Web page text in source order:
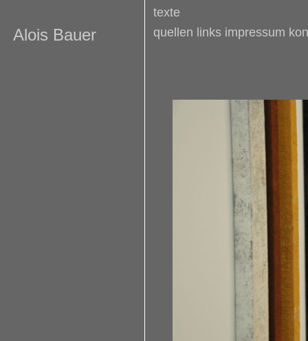
Alois Bauer
texte
quellen links impressum